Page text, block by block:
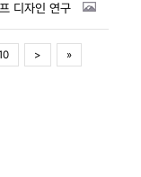
디자인 연구
> »